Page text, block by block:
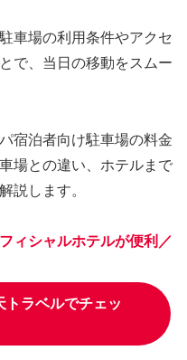
車場の利用条件やアクセ
で、当日の移動をスムー
宿泊者向け駐車場の料金
場との違い、ホテルまで
説します。
ィシャルホテルが便利／
トラベルでチェッ